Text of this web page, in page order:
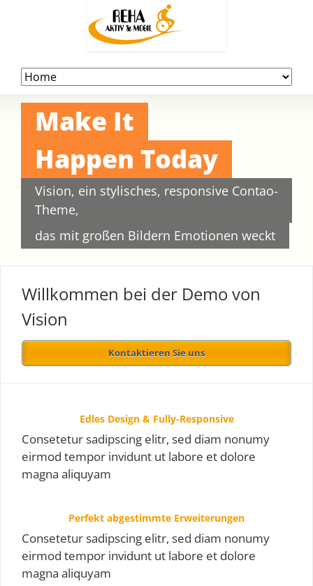
Navigation
überspringen
Make It
Happen Today
Vision, ein stylisches, responsive Contao-
Theme,
das mit großen Bildern Emotionen weckt
Willkommen bei der Demo von
Vision
Kontaktieren Sie uns
Edles Design & Fully-Responsive
Consetetur sadipscing elitr, sed diam nonumy
eirmod tempor invidunt ut labore et dolore
magna aliquyam
Perfekt abgestimmte Erweiterungen
Consetetur sadipscing elitr, sed diam nonumy
eirmod tempor invidunt ut labore et dolore
magna aliquyam